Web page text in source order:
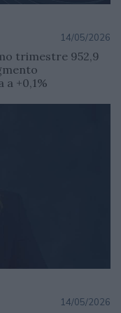
14/05/2026
trimestre 952,9
+0,1%
14/05/2026